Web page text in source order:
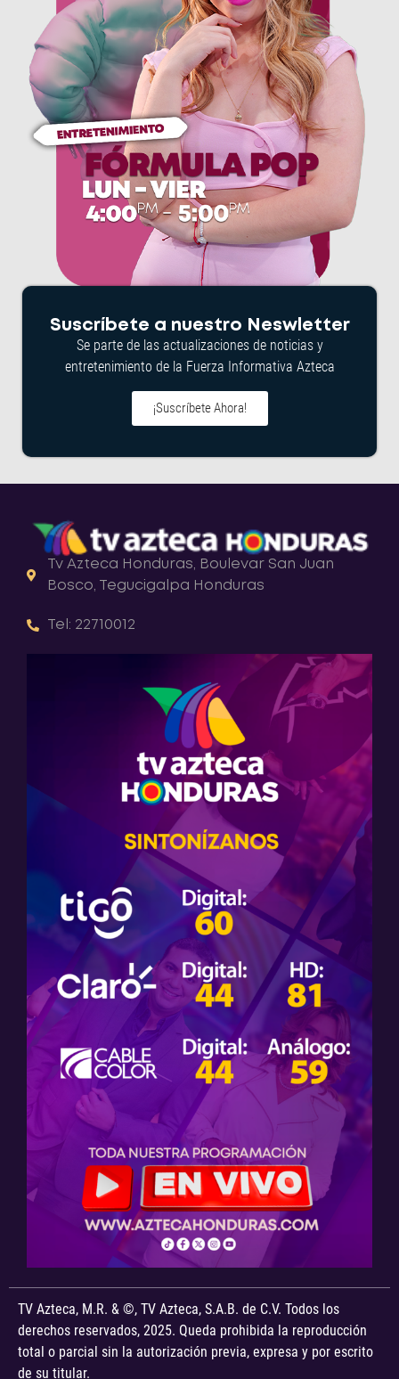
Suscríbete a nuestro Neswletter
Se parte de las actualizaciones de noticias y
entretenimiento de la Fuerza Informativa Azteca
¡Suscríbete Ahora!
Tv Azteca Honduras, Boulevar San Juan
Bosco, Tegucigalpa Honduras
Tel: 22710012
TV Azteca, M.R. & ©, TV Azteca, S.A.B. de C.V. Todos los
derechos reservados, 2025. Queda prohibida la reproducción
total o parcial sin la autorización previa, expresa y por escrito
de su titular.